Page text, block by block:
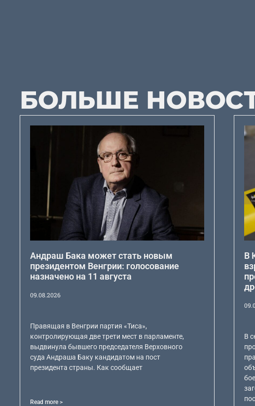
БОЛЬШЕ
Андраш Бака может стать новым
президентом Венгрии: голосование
назначено на 11 августа
09.08.2026
Правящая в Венгрии партия «Тиса»,
контролирующая две трети мест в парламенте,
выдвинула бывшего председателя Верховного
суда Андраша Баку кандидатом на пост
президента страны. Как сообщает
Read more >
В
В